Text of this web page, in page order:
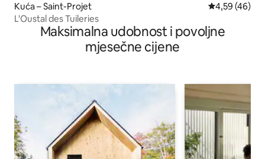
Kuća – Saint-Projet Prosječna
4,59 (46)
L'Oustal des Tuileries
Maksimalna udobnost i povoljne
mjesečne cijene